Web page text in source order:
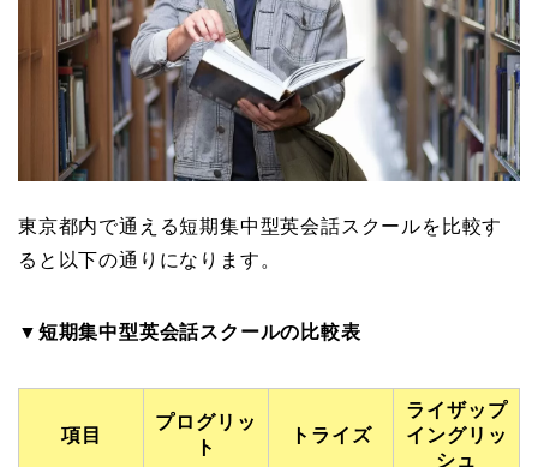
東京都内で通える短期集中型英会話スクールを比較す
ると以下の通りになります。
▼短期集中型英会話スクールの比較表
項目
プログリッ
ト
トライズ
ライザップ
イングリッ
シュ